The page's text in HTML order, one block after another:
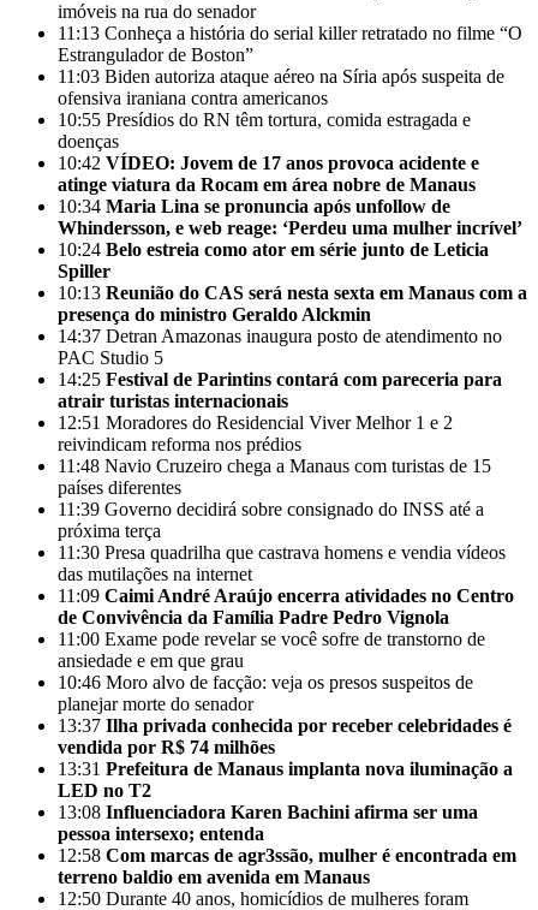
imóveis na rua do senador
11:13 Conheça a história do serial killer retratado no filme “O
Estrangulador de Boston”
11:03 Biden autoriza ataque aéreo na Síria após suspeita de
ofensiva iraniana contra americanos
10:55 Presídios do RN têm tortura, comida estragada e
doenças
10:42 VÍDEO: Jovem de 17 anos provoca acidente e
atinge viatura da Rocam em área nobre de Manaus
10:34 Maria Lina se pronuncia após unfollow de
Whindersson, e web reage: ‘Perdeu uma mulher incrível’
10:24 Belo estreia como ator em série junto de Leticia
Spiller
10:13 Reunião do CAS será nesta sexta em Manaus com a
presença do ministro Geraldo Alckmin
14:37 Detran Amazonas inaugura posto de atendimento no
PAC Studio 5
14:25 Festival de Parintins contará com pareceria para
atrair turistas internacionais
12:51 Moradores do Residencial Viver Melhor 1 e 2
reivindicam reforma nos prédios
11:48 Navio Cruzeiro chega a Manaus com turistas de 15
países diferentes
11:39 Governo decidirá sobre consignado do INSS até a
próxima terça
11:30 Presa quadrilha que castrava homens e vendia vídeos
das mutilações na internet
11:09 Caimi André Araújo encerra atividades no Centro
de Convivência da Família Padre Pedro Vignola
11:00 Exame pode revelar se você sofre de transtorno de
ansiedade e em que grau
10:46 Moro alvo de facção: veja os presos suspeitos de
planejar morte do senador
13:37 Ilha privada conhecida por receber celebridades é
vendida por R$ 74 milhões
13:31 Prefeitura de Manaus implanta nova iluminação a
LED no T2
13:08 Influenciadora Karen Bachini afirma ser uma
pessoa intersexo; entenda
12:58 Com marcas de agr3ssão, mulher é encontrada em
terreno baldio em avenida em Manaus
12:50 Durante 40 anos, homicídios de mulheres foram